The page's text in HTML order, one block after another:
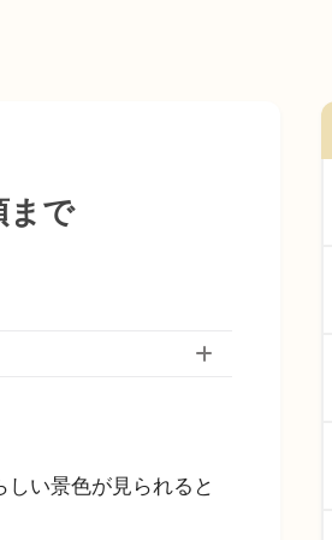
まで
い景色が見られると